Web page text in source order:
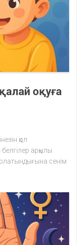
оқуға
қол
арқылы
сенім